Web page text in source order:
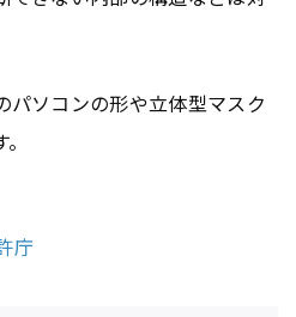
パソコンの形や立体型マスク
庁